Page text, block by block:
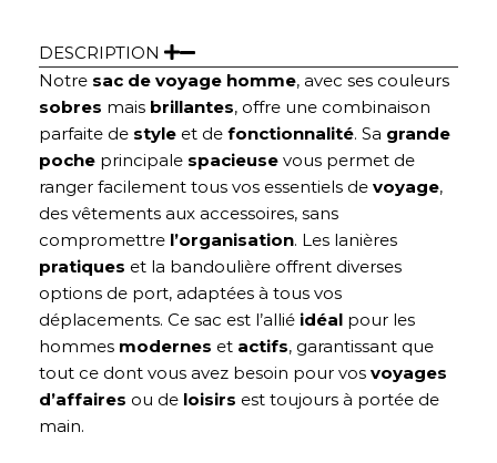
DESCRIPTION
Notre sac de voyage homme, avec ses couleurs
sobres mais brillantes, offre une combinaison
parfaite de style et de fonctionnalité. Sa grande
poche principale spacieuse vous permet de
ranger facilement tous vos essentiels de voyage,
des vêtements aux accessoires, sans
compromettre l’organisation. Les lanières
pratiques et la bandoulière offrent diverses
options de port, adaptées à tous vos
déplacements. Ce sac est l’allié idéal pour les
hommes modernes et actifs, garantissant que
tout ce dont vous avez besoin pour vos voyages
d’affaires ou de loisirs est toujours à portée de
main.